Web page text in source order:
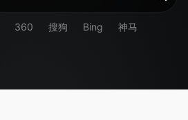
360 搜狗 Bing 神马